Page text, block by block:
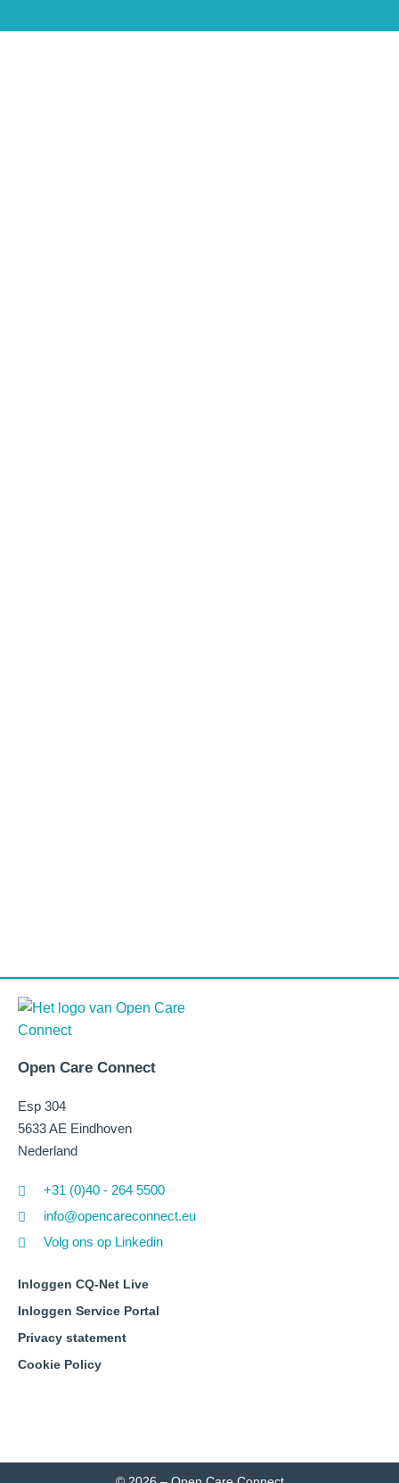
Open Care Connect
Esp 304
5633 AE Eindhoven
Nederland
+31 (0)40 - 264 5500
info@opencareconnect.eu
Volg ons op Linkedin
Inloggen CQ-Net Live
Inloggen Service Portal
Privacy statement
Cookie Policy